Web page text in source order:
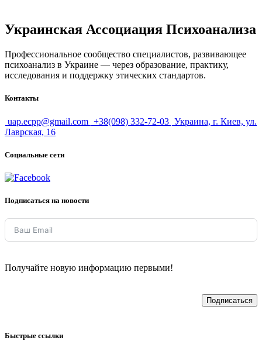
Украинская Ассоциация Психоанализа
Профессиональное сообщество специалистов, развивающее
психоанализ в Украине — через образование, практику,
исследования и поддержку этических стандартов.
Контакты
uap.ecpp@gmail.com +38(098) 332-72-03 Украина, г. Киев, ул.
Лаврская, 16
Социальные сети
Подписаться на новости
Получайте новую информацию первыми!
Подписаться
Быстрые ссылки